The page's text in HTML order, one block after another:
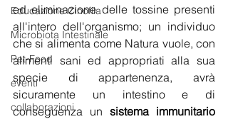
Educazione Cinofila
Microbiota Intestinale
Pet-Food
eventi
collaborazioni
ed eliminazione delle tossine presenti
all'intero dell'organismo; un individuo
che si alimenta come Natura vuole, con
alimenti sani ed appropriati alla sua
specie di appartenenza, avrà
sicuramente un intestino e di
conseguenza un sistema immunitario